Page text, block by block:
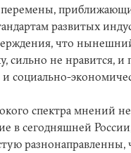
перемены,
развитых
что
сильно не нравится,
и социально-
спектра мнений
в сегодняшней
разнонаправленны,